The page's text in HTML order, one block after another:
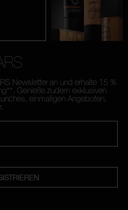
Newsletter an und erhalte 15 %
Genieße zudem exklusiven
einmaligen Angeboten,